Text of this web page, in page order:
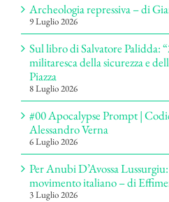
Archeologia repressiva – di
9 Luglio 2026
Sul libro di Salvatore Palidda:
militaresca della sicurezza e
Piazza
8 Luglio 2026
#00 Apocalypse Prompt |
Alessandro Verna
6 Luglio 2026
Per Anubi D’Avossa
movimento italiano – di
3 Luglio 2026